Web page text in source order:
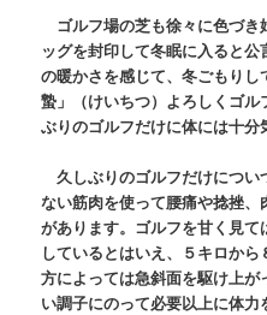
ゴルフ場の芝も徐々に色づき
ッグを封印して冬眠に入ると
の暖かさを感じて、冬ごもり
蟄」（けいちつ）よろしくゴ
ぶりのゴルフだけに体には十分
久しぶりのゴルフだけについ
ない筋肉を使って腰痛や捻挫
があります。ゴルフを甘く見
しているとはいえ、５キロか
方によっては急斜面を駆け上
い調子にのって必要以上に体力